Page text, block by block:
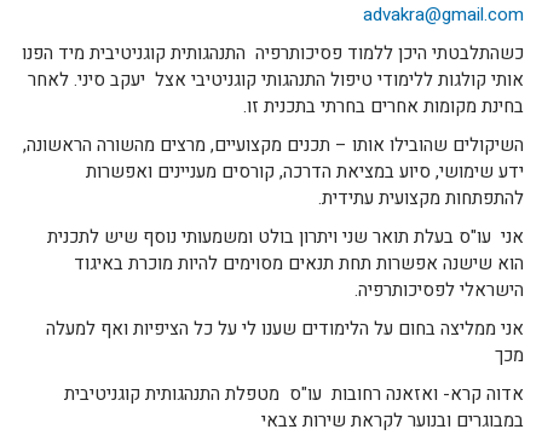
advakra@gmail.com
כשהתלבטתי היכן ללמוד פסיכותרפיה התנהגותית קוגניטיבית מיד הפנו
אותי קולגות ללימודי טיפול התנהגותי קוגניטיבי אצל יעקב סיני. לאחר
בחינת מקומות אחרים בחרתי בתכנית זו.
השיקולים שהובילו אותו – תכנים מקצועיים, מרצים מהשורה הראשונה,
ידע שימושי, סיוע במציאת הדרכה, קורסים מעניינים ואפשרות
להתפתחות מקצועית עתידית.
אני עו"ס בעלת תואר שני ויתרון בולט ומשמעותי נוסף שיש לתכנית
הוא שישנה אפשרות תחת תנאים מסוימים להיות מוכרת באיגוד
הישראלי לפסיכותרפיה.
אני ממליצה בחום על הלימודים שענו לי על כל הציפיות ואף למעלה
מכך
אדוה קרא- ואזאנה רחובות עו"ס מטפלת התנהגותית קוגניטיבית
במבוגרים ובנוער לקראת שירות צבאי